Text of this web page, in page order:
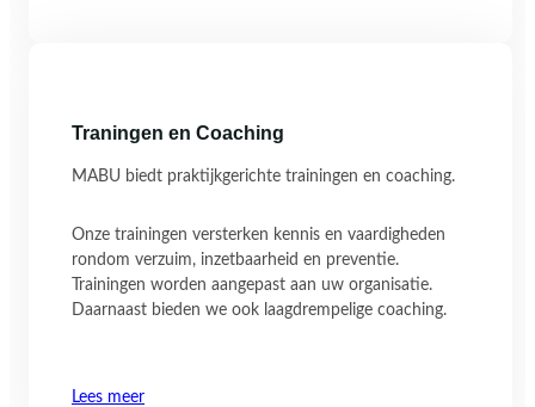
Traningen en Coaching
MABU biedt praktijkgerichte trainingen en coaching.
Onze trainingen versterken kennis en vaardigheden
rondom verzuim, inzetbaarheid en preventie.
Trainingen worden aangepast aan uw organisatie.
Daarnaast bieden we ook laagdrempelige coaching.
Lees meer